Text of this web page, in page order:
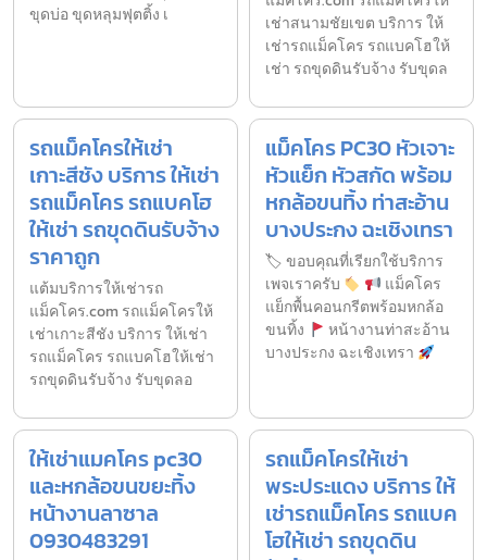
ขุดบ่อ ขุดหลุมฟุตติ้ง เ
เช่าสนามชัยเขต บริการ ให้
เช่ารถแม็คโคร รถแบคโฮให้
เช่า รถขุดดินรับจ้าง รับขุดล
รถแม็คโครให้เช่า
เกาะสีชัง บริการ ให้เช่า
รถแม็คโคร รถแบคโฮ
ให้เช่า รถขุดดินรับจ้าง
ราคาถูก
แต้มบริการให้เช่ารถ
แม็คโคร.com รถแม็คโครให้
เช่าเกาะสีชัง บริการ ให้เช่า
รถแม็คโคร รถแบคโฮให้เช่า
รถขุดดินรับจ้าง รับขุดลอ
แม็คโคร PC30 หัวเจาะ
หัวแย็ก หัวสกัด พร้อม
หกล้อขนทิ้ง ท่าสะอ้าน
บางประกง ฉะเชิงเทรา
🏷 ขอบคุณที่เรียกใช้บริการ
เพจเราครับ
แม็คโคร
แย็กพื้นคอนกรีตพร้อมหกล้อ
ขนทิ้ง
หน้างานท่าสะอ้าน
บางประกง ฉะเชิงเทรา
ให้เช่าแมคโคร pc30
และหกล้อขนขยะทิ้ง
หน้างานลาซาล
0930483291
รถแม็คโครให้เช่า
พระประแดง บริการ ให้
เช่ารถแม็คโคร รถแบค
โฮให้เช่า รถขุดดิน